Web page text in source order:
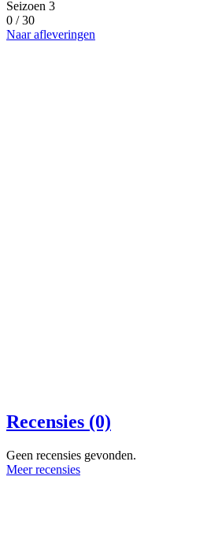
Seizoen 3
0 / 30
Naar afleveringen
Recensies (0)
Geen recensies gevonden.
Meer recensies